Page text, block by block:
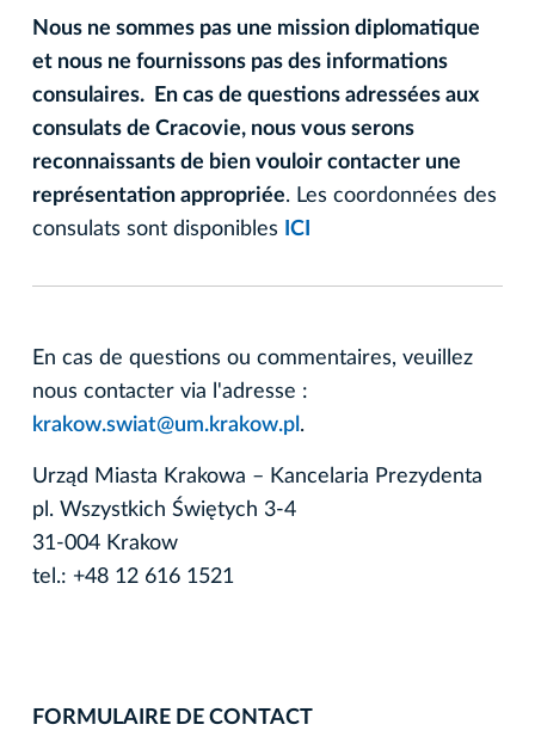
Nous ne sommes pas une mission diplomatique
et nous ne fournissons pas des informations
consulaires. En cas de questions adressées aux
consulats de Cracovie, nous vous serons
reconnaissants de bien vouloir contacter une
représentation appropriée. Les coordonnées des
consulats sont disponibles
ICI
En cas de questions ou commentaires, veuillez
nous contacter via l'adresse :
krakow.swiat@um.krakow.pl .
Urząd Miasta Krakowa – Kancelaria Prezydenta
pl. Wszystkich Świętych 3-4
31-004 Krakow
tel.: +48 12 616 1521
FORMULAIRE DE CONTACT